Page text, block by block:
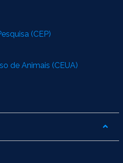
(CEP)
de Animais (CEUA)